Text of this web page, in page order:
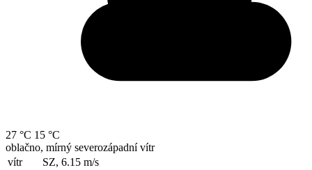
27 °C 15 °C
oblačno, mírný severozápadní vítr
vítr
SZ, 6.15 m/s